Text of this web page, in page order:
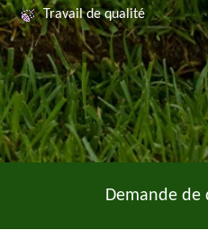
Travail de qualité
Demande de